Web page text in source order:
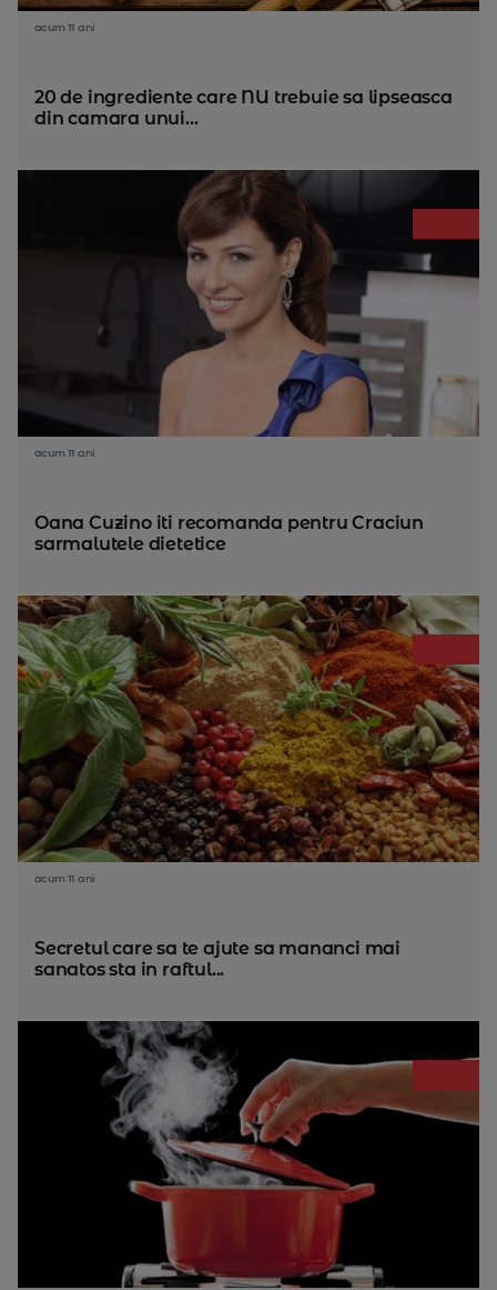
acum 11 ani
20 de ingrediente care NU trebuie sa lipseasca
din camara unui...
acum 11 ani
Oana Cuzino iti recomanda pentru Craciun
sarmalutele dietetice
acum 11 ani
Secretul care sa te ajute sa mananci mai
sanatos sta in raftul...